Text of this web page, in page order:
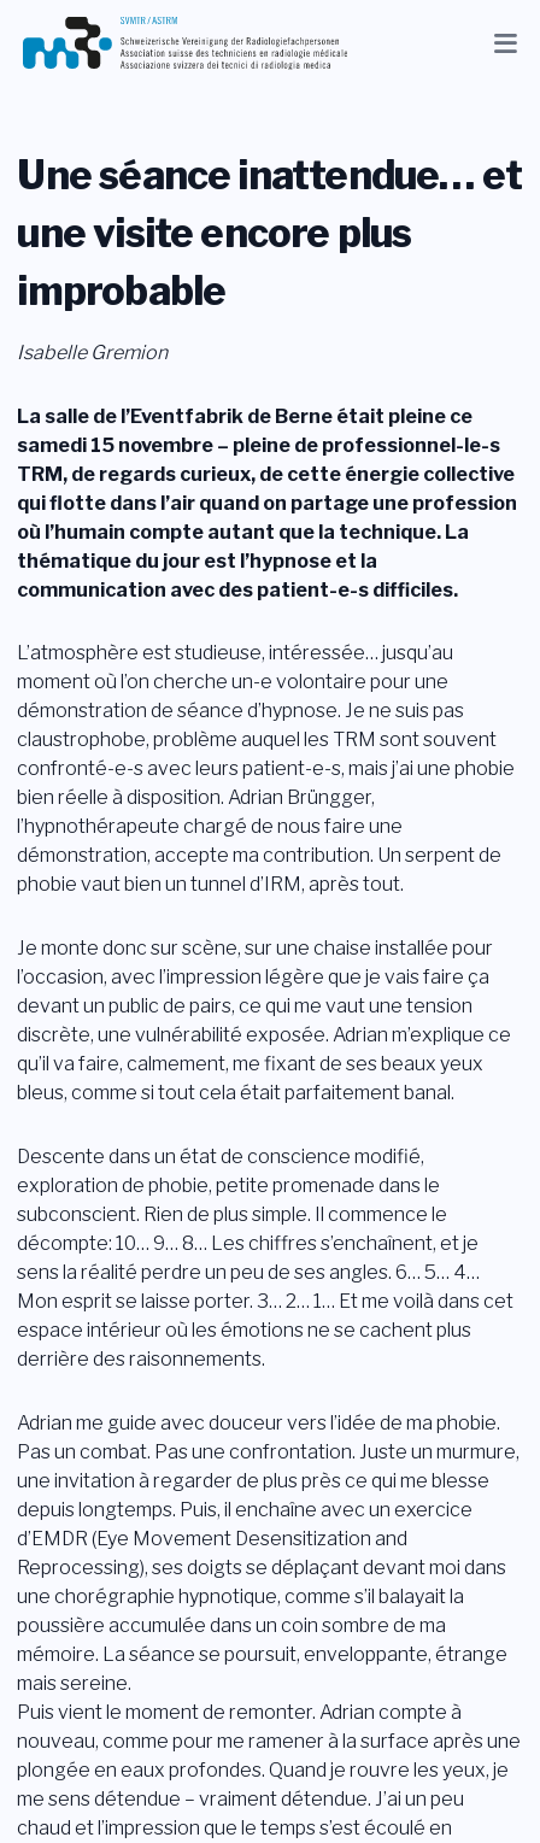
Actuel
Membres
Profession
Médias
Recherche
Contact
Shop
Login
Une séance inattendue… et
une visite encore plus
improbable
Isabelle Gremion
La salle de l’Eventfabrik de Berne était pleine ce
samedi 15 novembre – pleine de professionnel-le-s
TRM, de regards curieux, de cette énergie collective
qui flotte dans l’air quand on partage une profession
où l’humain compte autant que la technique. La
thématique du jour est l’hypnose et la
communication avec des patient-e-s difficiles.
L’atmosphère est studieuse, intéressée… jusqu’au
moment où l’on cherche un-e volontaire pour une
démonstration de séance d’hypnose. Je ne suis pas
claustrophobe, problème auquel les TRM sont souvent
confronté-e-s avec leurs patient-e-s, mais j’ai une phobie
bien réelle à disposition. Adrian Brüngger,
l’hypnothérapeute chargé de nous faire une
démonstration, accepte ma contribution. Un serpent de
phobie vaut bien un tunnel d’IRM, après tout.
Je monte donc sur scène, sur une chaise installée pour
l’occasion, avec l’impression légère que je vais faire ça
devant un public de pairs, ce qui me vaut une tension
discrète, une vulnérabilité exposée. Adrian m’explique ce
qu’il va faire, calmement, me fixant de ses beaux yeux
bleus, comme si tout cela était parfaitement banal.
Descente dans un état de conscience modifié,
exploration de phobie, petite promenade dans le
subconscient. Rien de plus simple. Il commence le
décompte: 10… 9… 8… Les chiffres s’enchaînent, et je
sens la réalité perdre un peu de ses angles. 6… 5… 4…
Mon esprit se laisse porter. 3… 2… 1… Et me voilà dans cet
espace intérieur où les émotions ne se cachent plus
derrière des raisonnements.
Adrian me guide avec douceur vers l’idée de ma phobie.
Pas un combat. Pas une confrontation. Juste un murmure,
une invitation à regarder de plus près ce qui me blesse
depuis longtemps. Puis, il enchaîne avec un exercice
d’EMDR (Eye Movement Desensitization and
Reprocessing), ses doigts se déplaçant devant moi dans
une chorégraphie hypnotique, comme s’il balayait la
poussière accumulée dans un coin sombre de ma
mémoire. La séance se poursuit, enveloppante, étrange
mais sereine.
Puis vient le moment de remonter. Adrian compte à
nouveau, comme pour me ramener à la surface après une
plongée en eaux profondes. Quand je rouvre les yeux, je
me sens détendue – vraiment détendue. J’ai un peu
chaud et l’impression que le temps s’est écoulé en